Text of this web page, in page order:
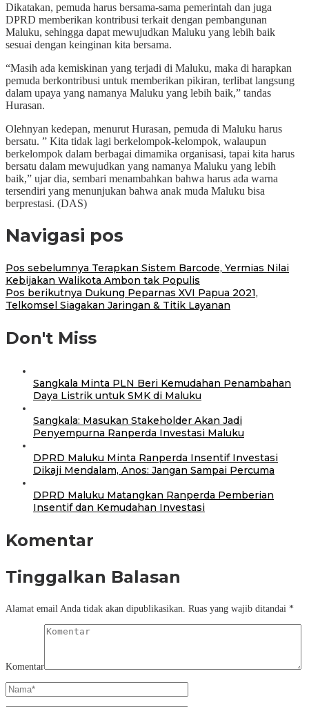
Dikatakan, pemuda harus bersama-sama pemerintah dan juga
DPRD memberikan kontribusi terkait dengan pembangunan
Maluku, sehingga dapat mewujudkan Maluku yang lebih baik
sesuai dengan keinginan kita bersama.
“Masih ada kemiskinan yang terjadi di Maluku, maka di harapkan
pemuda berkontribusi untuk memberikan pikiran, terlibat langsung
dalam upaya yang namanya Maluku yang lebih baik,” tandas
Hurasan.
Olehnyan kedepan, menurut Hurasan, pemuda di Maluku harus
bersatu. ” Kita tidak lagi berkelompok-kelompok, walaupun
berkelompok dalam berbagai dimamika organisasi, tapai kita harus
bersatu dalam mewujudkan yang namanya Maluku yang lebih
baik,” ujar dia, sembari menambahkan bahwa harus ada warna
tersendiri yang menunjukan bahwa anak muda Maluku bisa
berprestasi. (DAS)
Navigasi pos
Pos sebelumnya Terapkan Sistem Barcode, Yermias Nilai
Kebijakan Walikota Ambon tak Populis
Pos berikutnya Dukung Peparnas XVI Papua 2021,
Telkomsel Siagakan Jaringan & Titik Layanan
Don't Miss
Sangkala Minta PLN Beri Kemudahan Penambahan
Daya Listrik untuk SMK di Maluku
Sangkala: Masukan Stakeholder Akan Jadi
Penyempurna Ranperda Investasi Maluku
DPRD Maluku Minta Ranperda Insentif Investasi
Dikaji Mendalam, Anos: Jangan Sampai Percuma
DPRD Maluku Matangkan Ranperda Pemberian
Insentif dan Kemudahan Investasi
Komentar
Tinggalkan Balasan
Alamat email Anda tidak akan dipublikasikan. Ruas yang wajib ditandai *
Komentar